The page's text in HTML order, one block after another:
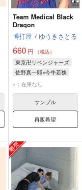
Team Medical Black
Dragon
博打屋 / ゆうきさとる
660円 （税込）
東京卍リベンジャーズ
佐野真一郎×今牛若狭
佐野真一郎
×：在庫なし
サンプル
再販希望